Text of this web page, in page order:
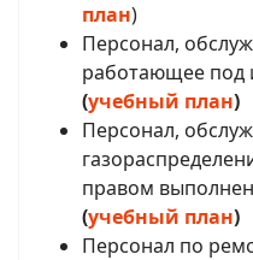
план)
Персонал,
работающее под
(учебный план)
Персонал,
правом
(учебный план)
Персонал по